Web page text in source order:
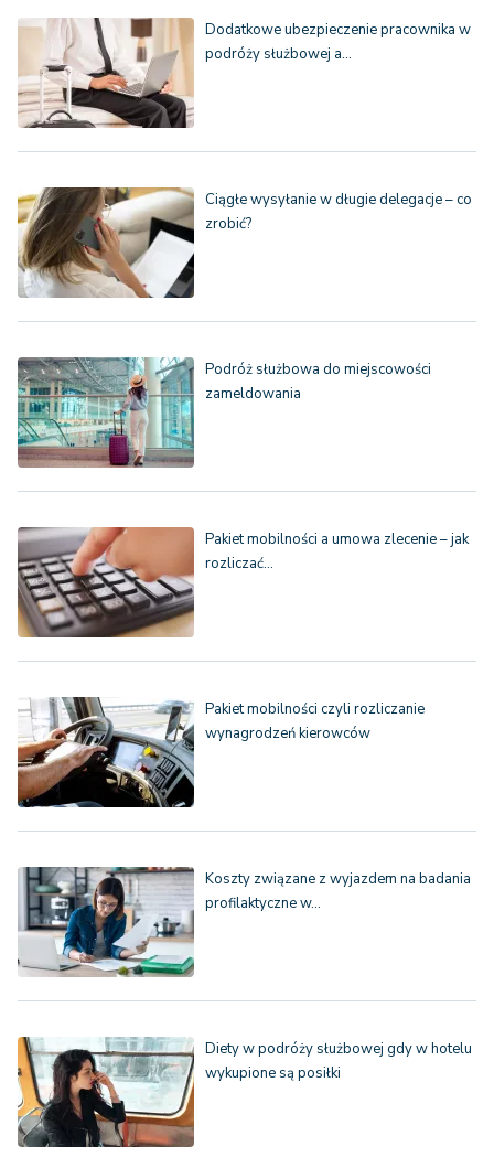
Dodatkowe ubezpieczenie pracownika w
podróży służbowej a…
Ciągłe wysyłanie w długie delegacje – co
zrobić?
Podróż służbowa do miejscowości
zameldowania
Pakiet mobilności a umowa zlecenie – jak
rozliczać…
Pakiet mobilności czyli rozliczanie
wynagrodzeń kierowców
Koszty związane z wyjazdem na badania
profilaktyczne w…
Diety w podróży służbowej gdy w hotelu
wykupione są posiłki